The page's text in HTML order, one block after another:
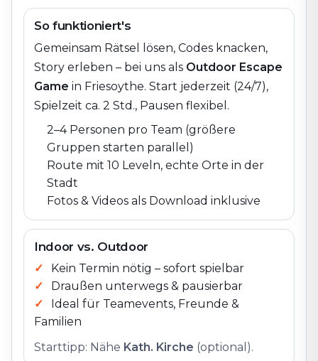
So funktioniert's
Gemeinsam Rätsel lösen, Codes knacken,
Story erleben – bei uns als Outdoor Escape
Game in Friesoythe. Start jederzeit (24/7),
Spielzeit ca. 2 Std., Pausen flexibel.
2–4 Personen pro Team (größere
Gruppen starten parallel)
Route mit 10 Leveln, echte Orte in der
Stadt
Fotos & Videos als Download inklusive
Indoor vs. Outdoor
Kein Termin nötig – sofort spielbar
Draußen unterwegs & pausierbar
Ideal für Teamevents, Freunde &
Familien
Starttipp: Nähe Kath. Kirche (optional).